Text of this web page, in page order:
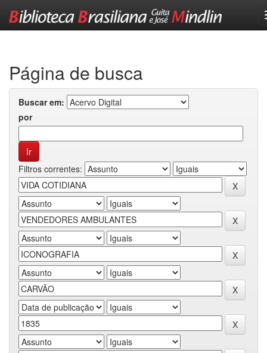
Página de busca
Buscar em:
por
Filtros correntes: